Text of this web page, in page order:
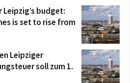
budget:
is set to rise from
Leipziger
soll zum 1.